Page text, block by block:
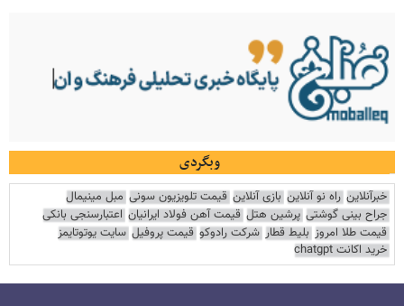
وبگردی
خبرآنلاین راه نو آنلاین بازی آنلاین قیمت تلویزیون سونی مبل مینیمال
جراح بینی گوشتی پرشین هتل قیمت آهن فولاد ایرانیان اعتبارسنجی بانکی
قیمت طلا امروز بلیط قطار شرکت رادوکو قیمت پروفیل سایت یوتوتایمز
خرید اکانت chatgpt